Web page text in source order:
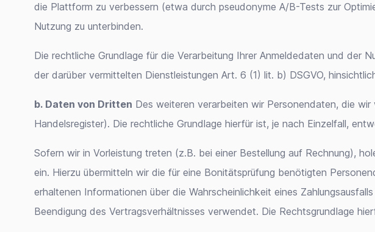
die Plattform zu verbessern (etwa durch pseudonyme A/B-Tests zur
Nutzung zu unterbinden.
Die rechtliche Grundlage für die Verarbeitung Ihrer Anmeldedaten und der
der darüber vermittelten Dienstleistungen Art. 6 (1) lit. b) DSGVO,
b. Daten von Dritten Des weiteren verarbeiten wir Personendaten, die
Handelsregister). Die rechtliche Grundlage hierfür ist, je nach Einzelfall,
Sofern wir in Vorleistung treten (z.B. bei einer Bestellung auf Rechnung),
ein. Hierzu übermitteln wir die für eine Bonitätsprüfung benötigten
erhaltenen Informationen über die Wahrscheinlichkeit eines
Beendigung des Vertragsverhältnisses verwendet. Die Rechtsgrundlage